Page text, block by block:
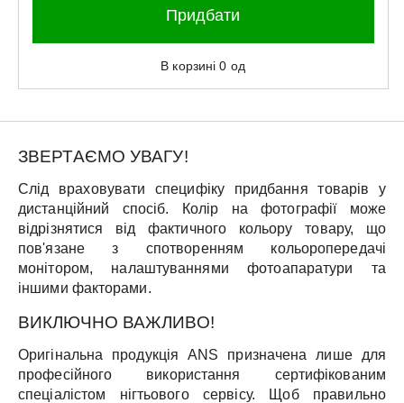
Придбати
В корзині0 од
ЗВЕРТАЄМО УВАГУ!
Слід враховувати специфіку придбання товарів у
дистанційний спосіб. Колір на фотографії може
відрізнятися від фактичного кольору товару, що
пов'язане з спотворенням кольоропередачі
монітором, налаштуваннями фотоапаратури та
іншими факторами.
ВИКЛЮЧНО ВАЖЛИВО!
Оригінальна продукція ANS призначена лише для
професійного використання сертифікованим
спеціалістом нігтьового сервісу. Щоб правильно